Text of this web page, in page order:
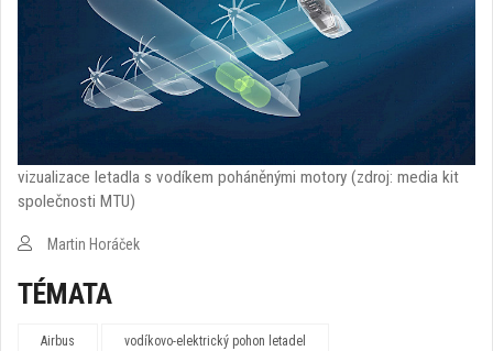
vizualizace letadla s vodíkem poháněnými motory (zdroj: media kit
společnosti MTU)
Martin Horáček
TÉMATA
Airbus vodíkovo-elektrický pohon letadel